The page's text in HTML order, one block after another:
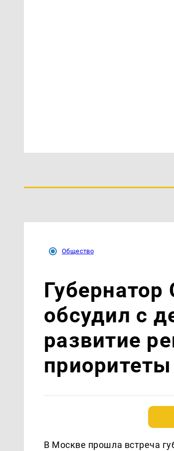
Общество
обсудил с
развитие
приоритеты
В Москве прошла встреча